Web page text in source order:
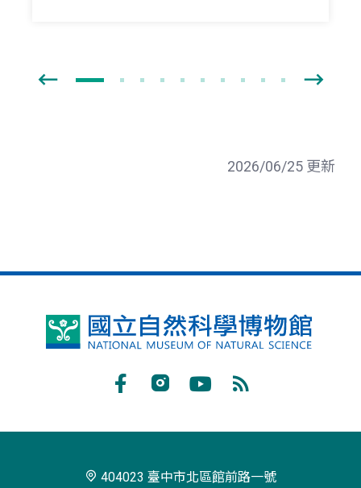
2026/06/25 更新
國
閱
404023 臺中市北區館前路一號